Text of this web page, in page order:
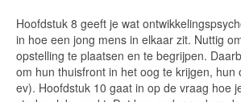
Hoofdstuk 8 geeft je wat
in hoe een jong mens in elkaar zit. Nuttig
opstelling te plaatsen en te begrijpen.
om hun thuisfront in het oog te krijgen, hun
ev). Hoofdstuk 10 gaat in op de vraag hoe